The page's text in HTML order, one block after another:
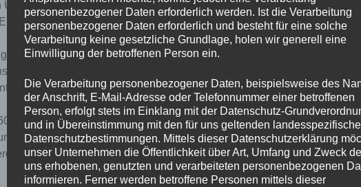
Zeige Präsenz bei deiner
bei allen Gästen.
Events zur Seite, um sicherzustellen
um den Aufbau sowie die technische
könnt.
Videobox und mache deine
erfahrenes Team telefonisch oder per Mail
Event zu gestalten.
personenbezogener Daten erforderlich werden. Ist die Verarbeitung
personenbezogener Daten erforderlich und besteht für eine solche
Verarbeitung keine gesetzliche Grundlage, holen wir generell eine
Einwilligung der betroffenen Person ein.
Die Verarbeitung personenbezogener Daten, beispielsweise des
der Anschrift, E-Mail-Adresse oder Telefonnummer einer betroffenen
Person, erfolgt stets im Einklang mit der Datenschutz-
und in Übereinstimmung mit den für uns geltenden
Datenschutzbestimmungen. Mittels dieser Datenschutzerklärung
unser Unternehmen die Öffentlichkeit über Art, Umfang und Zweck
uns erhobenen, genutzten und verarbeiteten personenbezogenen
informieren. Ferner werden betroffene Personen mittels dieser